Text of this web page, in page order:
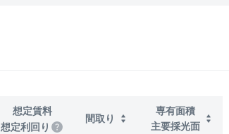
想定賃料
想定利回り
間取り
専有面積
主要採光面